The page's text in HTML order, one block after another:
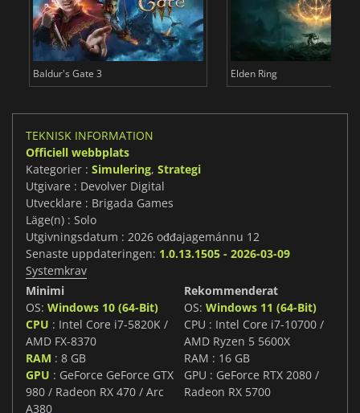
Baldur's Gate 3 Elden Ring
TEKNISK INFORMATION
Officiell webbplats
Kategorier : Simulering, Strategi
Utgivare : Devolver Digital
Utvecklare : Brigada Games
Läge(n) : Solo
Utgivningsdatum : 2026 ođđajagemánnu 12
Senaste uppdateringen: 1.0.13.1505 - 2026-03-09
Systemkrav
Minimi
OS: Windows 10 (64-Bit)
CPU : Intel Core i7-5820K /
AMD FX-8370
RAM : 8 GB
GPU : GeForce GeForce GTX
980 / Radeon RX 470 / Arc
A380
Rekommenderat
OS: Windows 11 (64-Bit)
CPU : Intel Core i7-10700 /
AMD Ryzen 5 5600X
RAM : 16 GB
GPU : GeForce RTX 2080 /
Radeon RX 5700